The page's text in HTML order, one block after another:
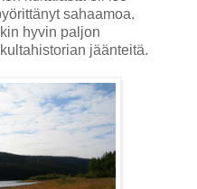
sahaamoa.
hyvin paljon
jäänteitä.